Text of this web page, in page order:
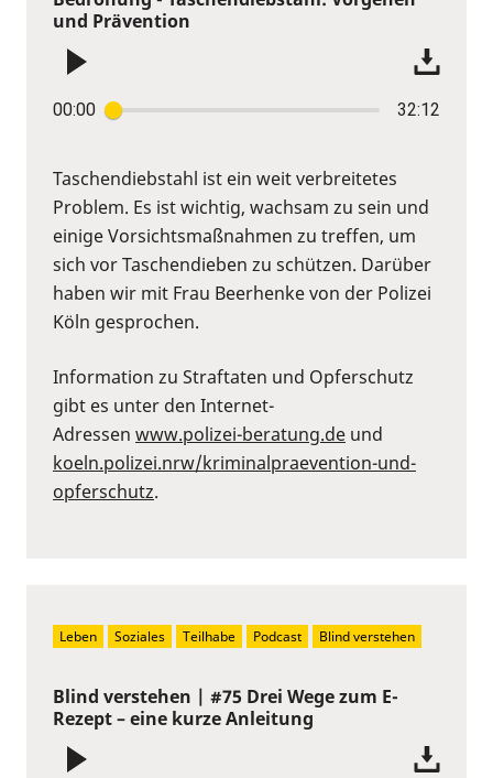
und Prävention
00:00 32:12
Taschendiebstahl ist ein weit verbreitetes
Problem. Es ist wichtig, wachsam zu sein und
einige Vorsichtsmaßnahmen zu treffen, um
sich vor Taschendieben zu schützen. Darüber
haben wir mit Frau Beerhenke von der Polizei
Köln gesprochen.
Information zu Straftaten und Opferschutz
gibt es unter den Internet-
Adressen www.polizei-beratung.de und
koeln.polizei.nrw/kriminalpraevention-und-
opferschutz.
Blind verstehen | #75 Drei Wege zum E-
Rezept – eine kurze Anleitung
Leben Soziales Teilhabe Podcast Blind verstehen